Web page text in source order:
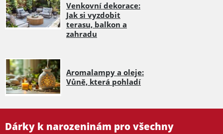
Venkovní dekorace:
Jak si vyzdobit
terasu, balkon a
zahradu
Aromalampy a oleje:
Vůně, která pohladí
Dárky k narozeninám pro všechny